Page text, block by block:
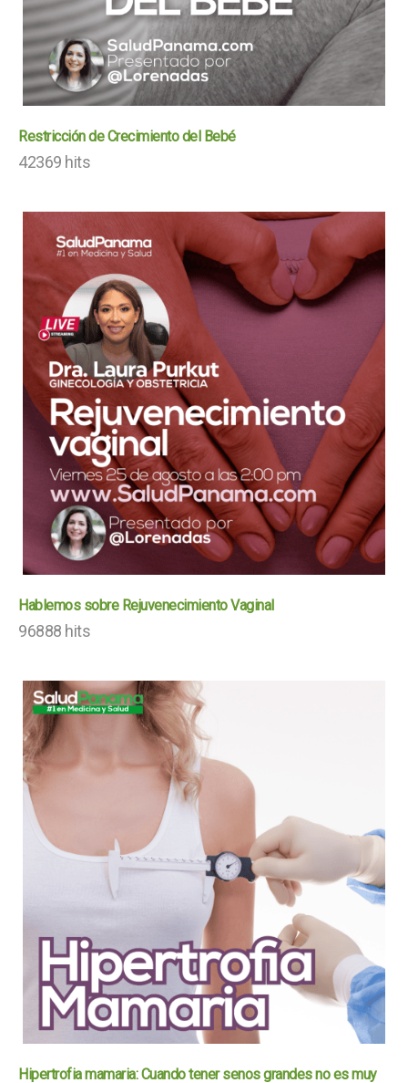
Restricción de Crecimiento del Bebé
42369 hits
Hablemos sobre Rejuvenecimiento Vaginal
96888 hits
Hipertrofia mamaria: Cuando tener senos grandes no es muy